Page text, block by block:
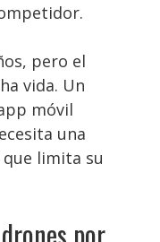
pero el
vida. Un
móvil
una
limita su